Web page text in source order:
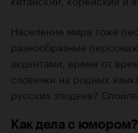
Население мира тоже
разнообразные
акцентами, время от
словечки на родных
русских злодеев?
Как дела с юмором?